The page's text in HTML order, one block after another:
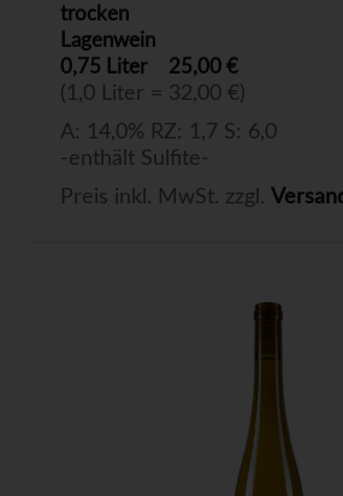
trocken
Lagenwein
0,75 Liter
25,00 €
(1,0 Liter = 32,00 €)
A: 14,0% RZ: 1,7 S: 6,0
-enthält Sulfite-
Preis inkl. MwSt. zzgl.